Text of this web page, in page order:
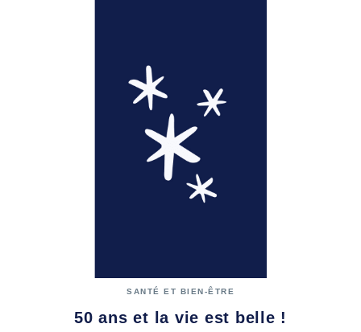
SANTÉ ET BIEN-ÊTRE
50 ans et la vie est belle !